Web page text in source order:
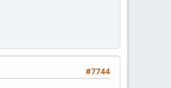
#7744